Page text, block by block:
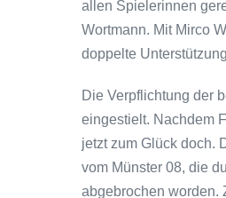
allen Spielerinnen
Wortmann. Mit Mirco
doppelte
Die Verpflichtung der
eingestielt. Nachdem
jetzt zum Glück doch.
vom Münster 08, die
abgebrochen worden.